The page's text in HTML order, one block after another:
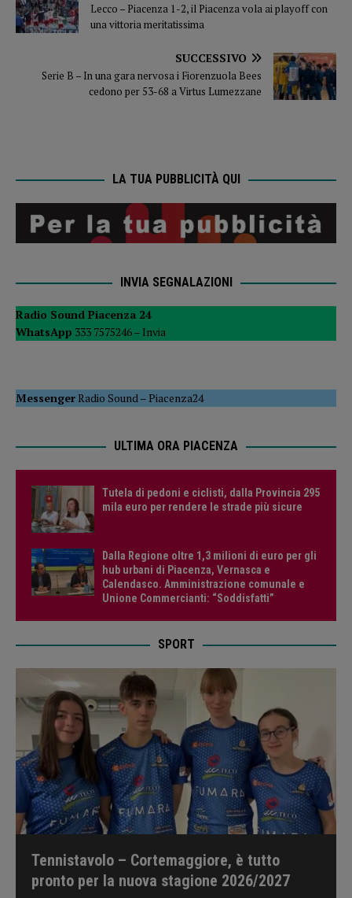
Lecco – Piacenza 1-2, il Piacenza vola ai playoff con
una vittoria meritatissima
SUCCESSIVO
Serie B – In una gara nervosa i Fiorenzuola Bees
cedono per 53-68 a Virtus Lumezzane
LA TUA PUBBLICITÀ QUI
INVIA SEGNALAZIONI
Radio Sound Piacenza 24
WhatsApp 333 7575246 – Invia
MessengerRadio Sound –Piacenza24
ULTIMA ORA PIACENZA
Tutela di pedoni e ciclisti, dalla Provincia 295
mila euro per rendere le strade più sicure
Dalla Regione oltre 1,3 milioni di euro per gli
hub urbani di Piacenza, Vernasca e
Calendasco. Amministrazione comunale e
Unione Commercianti: “Soddisfatti”
SPORT
Tennistavolo – Cortemaggiore, è tutto
pronto per la nuova stagione 2026/2027